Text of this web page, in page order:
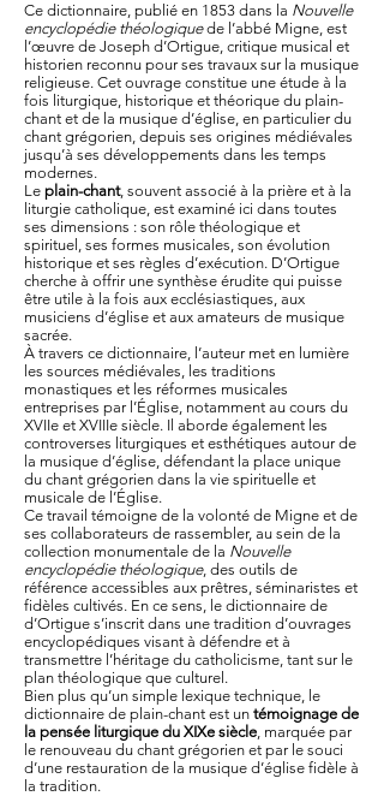
Ce dictionnaire, publié en 1853 dans la Nouvelle
encyclopédie théologiquede l’abbé Migne, est
l’œuvre de Joseph d’Ortigue, critique musical et
historien reconnu pour ses travaux sur la musique
religieuse. Cet ouvrage constitue une étude à la
fois liturgique, historique et théorique du plain-
chant et de la musique d’église, en particulier du
chant grégorien, depuis ses origines médiévales
jusqu’à ses développements dans les temps
modernes.
Le plain-chant, souvent associé à la prière et à la
liturgie catholique, est examiné ici dans toutes
ses dimensions : son rôle théologique et
spirituel, ses formes musicales, son évolution
historique et ses règles d’exécution. D’Ortigue
cherche à offrir une synthèse érudite qui puisse
être utile à la fois aux ecclésiastiques, aux
musiciens d’église et aux amateurs de musique
sacrée.
À travers ce dictionnaire, l’auteur met en lumière
les sources médiévales, les traditions
monastiques et les réformes musicales
entreprises par l’Église, notamment au cours du
XVIIe et XVIIIe siècle. Il aborde également les
controverses liturgiques et esthétiques autour de
la musique d’église, défendant la place unique
du chant grégorien dans la vie spirituelle et
musicale de l’Église.
Ce travail témoigne de la volonté de Migne et de
ses collaborateurs de rassembler, au sein de la
collection monumentale de la Nouvelle
encyclopédie théologique, des outils de
référence accessibles aux prêtres, séminaristes et
fidèles cultivés. En ce sens, le dictionnaire de
d’Ortigue s’inscrit dans une tradition d’ouvrages
encyclopédiques visant à défendre et à
transmettre l’héritage du catholicisme, tant sur le
plan théologique que culturel.
Bien plus qu’un simple lexique technique, le
dictionnaire de plain-chant est un témoignage de
la pensée liturgique du XIXe siècle, marquée par
le renouveau du chant grégorien et par le souci
d’une restauration de la musique d’église fidèle à
la tradition.